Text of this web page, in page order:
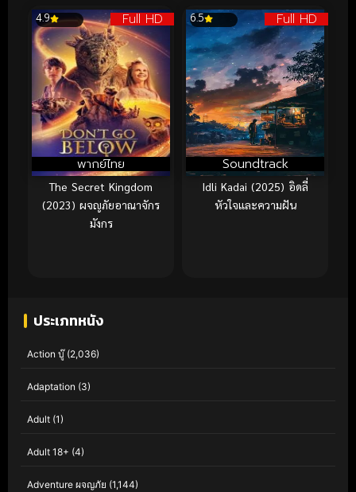
Full HD
พากย์ไทย
4.9
The Secret Kingdom
(2023) ผจญภัยอาณาจักร
มังกร
Full HD
Soundtrack
6.5
Idli Kadai (2025) อิดลี่
หัวใจและความฝัน
ประเภทหนัง
Action บู๊(2,036)
Adaptation (3)
Adult (1)
Adult 18+ (4)
Adventure ผจญภัย (1,144)